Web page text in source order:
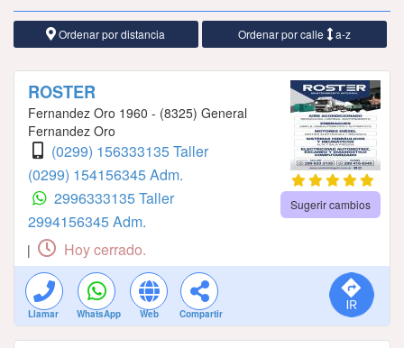
Ordenar por distancia Ordenar por calle a-z
ROSTER
Fernandez Oro 1960 - (8325) General
Fernandez Oro
(0299) 156333135 Taller
(0299) 154156345 Adm.
2996333135 Taller
2994156345 Adm.
Sugerir cambios
| Hoy cerrado.
Llamar WhatsApp Web Compartir